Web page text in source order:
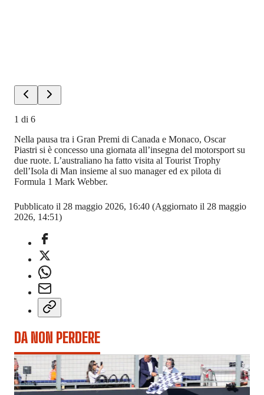
1 di 6
Nella pausa tra i Gran Premi di Canada e Monaco, Oscar
Piastri si è concesso una giornata all’insegna del motorsport su
due ruote. L’australiano ha fatto visita al Tourist Trophy
dell’Isola di Man insieme al suo manager ed ex pilota di
Formula 1 Mark Webber.
Pubblicato il 28 maggio 2026, 16:40 (Aggiornato il 28 maggio
2026, 14:51)
DA NON PERDERE